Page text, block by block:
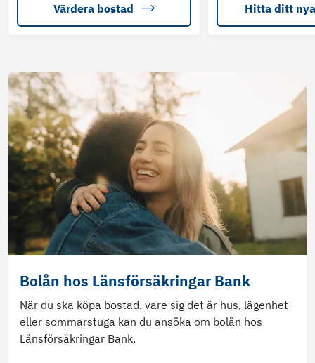
Värdera bostad Hitta ditt
Bolån hos Länsförsäkringar Bank
När du ska köpa bostad, vare sig det är hus, lägenhet
eller sommarstuga kan du ansöka om bolån hos
Länsförsäkringar Bank.